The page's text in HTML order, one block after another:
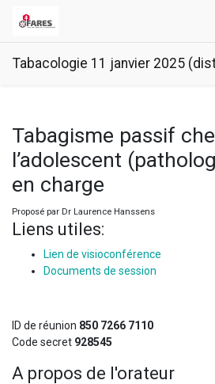
Tabacologie 11 janvier 2025
Tabagisme passif
l’adolescent
en charge
Proposé par Dr Laurence Hanssens
Liens utiles:
Lien de visioconférence
Documents de session
ID de réunion 850 7266 7110
Code secret 928545
A propos de l'orateur